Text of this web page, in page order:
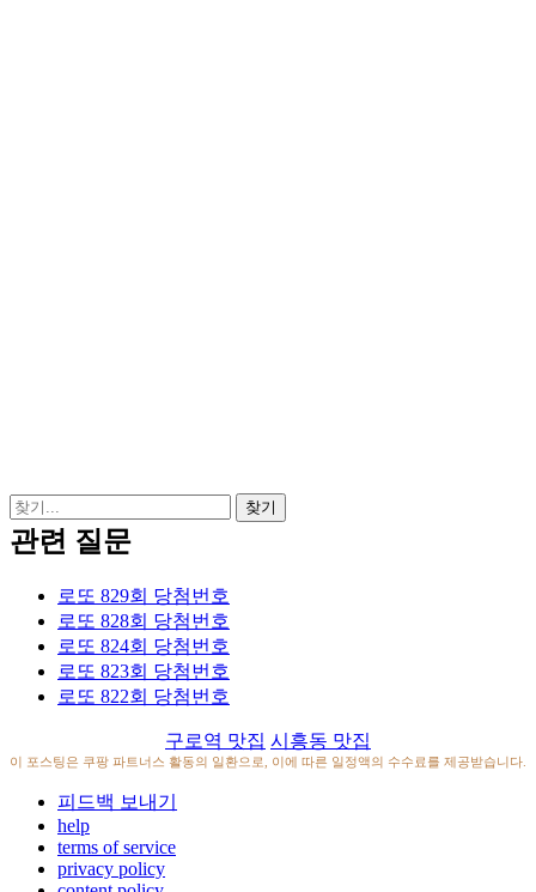
관련 질문
로또 829회 당첨번호
로또 828회 당첨번호
로또 824회 당첨번호
로또 823회 당첨번호
로또 822회 당첨번호
구로역 맛집 시흥동 맛집
이 포스팅은 쿠팡 파트너스 활동의 일환으로, 이에 따른 일정액의 수수료를 제공받습니다.
피드백 보내기
help
terms of service
privacy policy